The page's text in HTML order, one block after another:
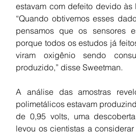
estavam com defeito devido às
“Quando obtivemos esses
pensamos que os sensores
porque todos os estudos já
viram oxigênio sendo
produzido,” disse Sweetman.
A análise das amostras
polimetálicos estavam
de 0,95 volts, uma
levou os cientistas a